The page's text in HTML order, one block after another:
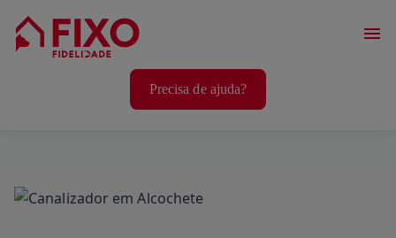
Serviços Casa
Precisa de ajuda?